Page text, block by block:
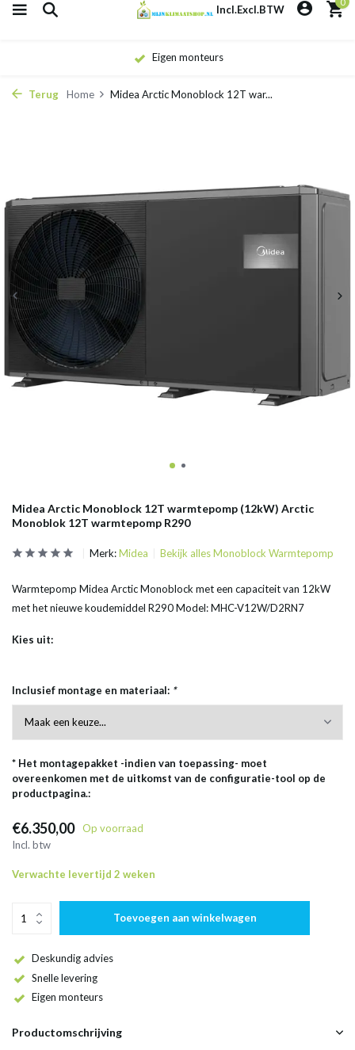
Incl.Excl.BTW
Eigen monteurs
Terug Home Midea Arctic Monoblock 12T war...
Midea Arctic Monoblock 12T warmtepomp (12kW) Arctic
Monoblok 12T warmtepomp R290
Merk:Midea Bekijk alles Monoblock Warmtepomp
Warmtepomp Midea Arctic Monoblock met een capaciteit van 12kW
met het nieuwe koudemiddel R290 Model: MHC-V12W/D2RN7
Kies uit:
Inclusief montage en materiaal: *
* Het montagepakket -indien van toepassing- moet
overeenkomen met de uitkomst van de configuratie-tool op de
productpagina.:
€6.350,00
Op voorraad
Incl. btw
Verwachte levertijd 2 weken
Toevoegen aan winkelwagen
Deskundig advies
Snelle levering
Eigen monteurs
Productomschrijving